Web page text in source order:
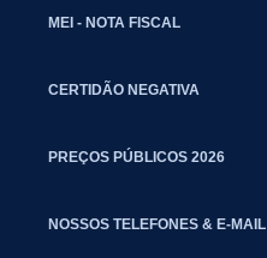
MEI - NOTA FISCAL
CERTIDÃO NEGATIVA
PREÇOS PÚBLICOS 2026
NOSSOS TELEFONES & E-MAIL